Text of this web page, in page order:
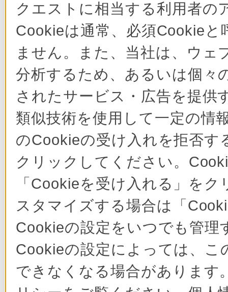
クエストに相当する利用者の
Cookieは通常、必須Cookie
ません。また、当社は、ウェ
分析するため、あるいは個々
されたサービス・広告を提供
類似技術を使用して一定の情
のCookieの受け入れを拒否す
クリックしてください。
「Cookieを受け入れる」を
スタマイズする場合は「
Cookieの設定をいつでも管
Cookieの設定によっては、
できなくなる場合があります